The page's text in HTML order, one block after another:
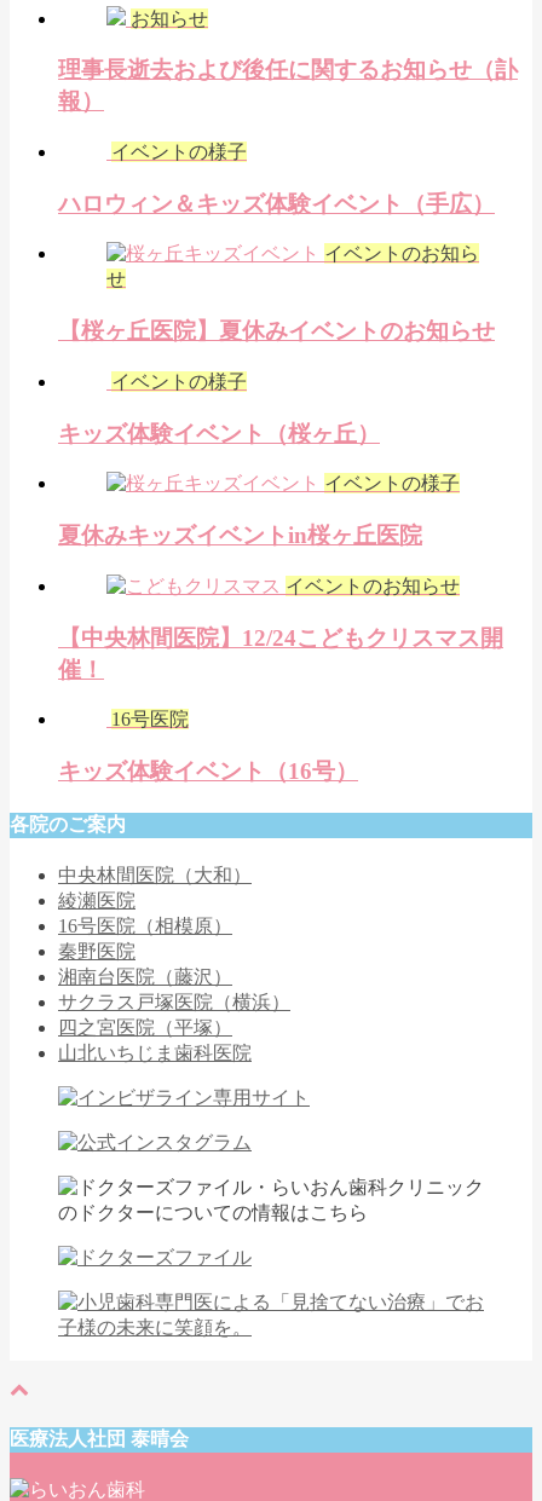
お知らせ
理事長逝去および後任に関するお知らせ（訃
報）
イベントの様子
ハロウィン＆キッズ体験イベント（手広）
イベントのお知ら
せ
【桜ヶ丘医院】夏休みイベントのお知らせ
イベントの様子
キッズ体験イベント（桜ヶ丘）
イベントの様子
夏休みキッズイベントin桜ヶ丘医院
イベントのお知らせ
【中央林間医院】12/24こどもクリスマス開
催！
16号医院
キッズ体験イベント（16号）
各院のご案内
中央林間医院（大和）
綾瀬医院
16号医院（相模原）
秦野医院
湘南台医院（藤沢）
サクラス戸塚医院（横浜）
四之宮医院（平塚）
山北いちじま歯科医院
医療法人社団 泰晴会